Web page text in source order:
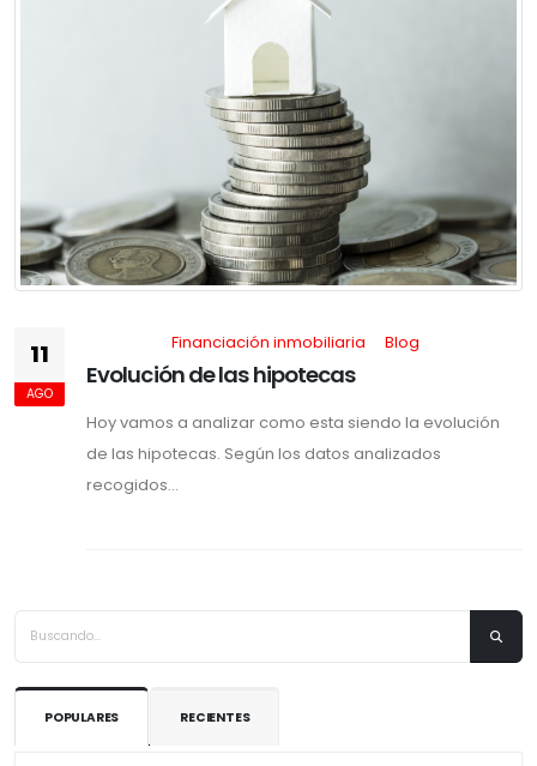
11
AGO
Financiación inmobiliaria Blog
Evolución de las hipotecas
Hoy vamos a analizar como esta siendo la evolución
de las hipotecas. Según los datos analizados
recogidos...
POPULARES RECIENTES